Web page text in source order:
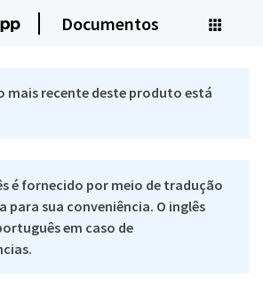
Documentos
mais recente deste produto está
é fornecido por meio de tradução
para sua conveniência. O inglês
em caso de